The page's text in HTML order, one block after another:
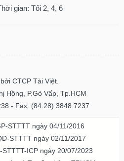
gian: Tối 2, 4, 6
CTCP Tài Việt.
Hồng, P.Gò Vấp, Tp.HCM
- Fax: (84.28) 3848 7237
STTTT ngày 04/11/2016
STTTT ngày 02/11/2017
ICP ngày 20/07/2023